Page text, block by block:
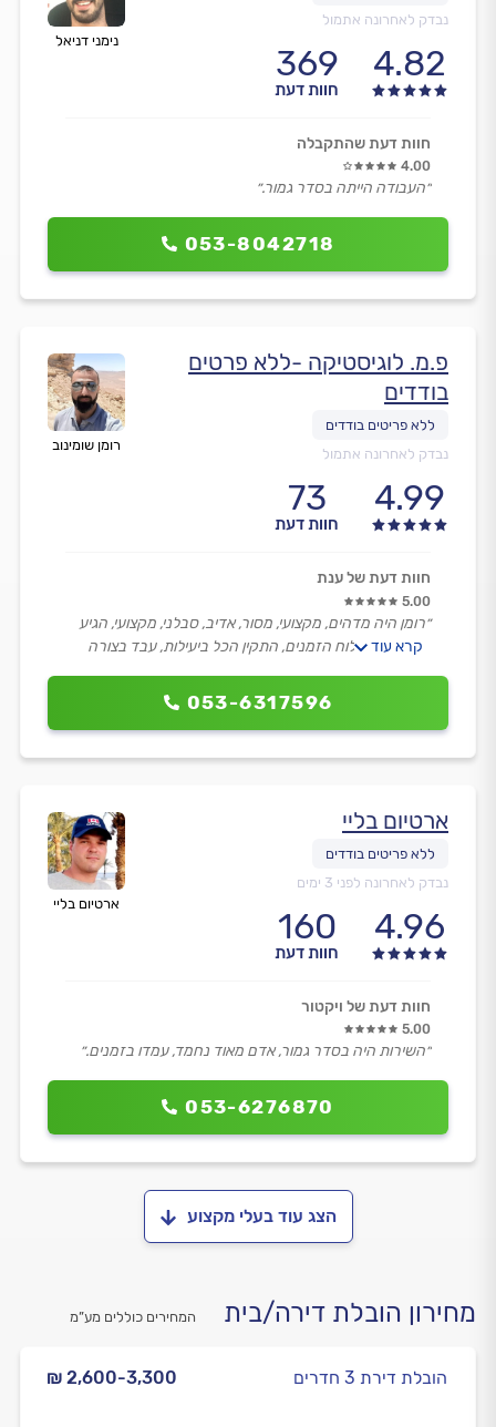
נימני דניאל
נבדק לאחרונה אתמול
4.82
369
חוות דעת
053-8042718
חוות דעת שהתקבלה
4.00
״העבודה הייתה בסדר גמור.״
רומן שומינוב
פ.מ. לוגיסטיקה -ללא פרטים
בודדים
נבדק לאחרונה אתמול
4.99
73
חוות דעת
053-6317596
חוות דעת של ענת
5.00
״רומן היה מדהים, מקצועי, מסור, אדיב, סבלני, מקצועי, הגיע
בזמן, עמד בלוח הזמנים, התקין הכל ביעילות, עבד בצורה
אם אני מרוצה, הגיע עם עוד מישהו, שניהם אדיבים, סבלניים.
הגון גם במחיר. סיפק את הקרטונים במהירות.״
קרא עוד
ארטיום בליי
ארטיום בליי
נבדק לאחרונה לפני 3 ימים
4.96
160
חוות דעת
053-6276870
חוות דעת של ויקטור
5.00
״השירות היה בסדר גמור, אדם מאוד נחמד, עמדו בזמנים.״
הצג עוד בעלי מקצוע
מחירון הובלת דירה/בית המחירים כוללים מע”מ
₪ 2,600-3,300 הובלת דירת 3 חדרים